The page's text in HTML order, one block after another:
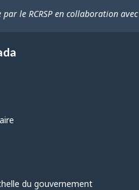
le RCRSP en collaboration avec
du gouvernement